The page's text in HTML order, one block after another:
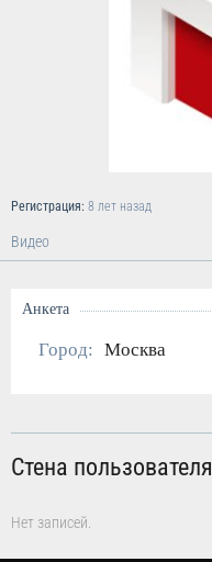
Регистрация: 8 лет назад
Видео
Анкета
Город: Москва
Стена пользователя
Нет записей.